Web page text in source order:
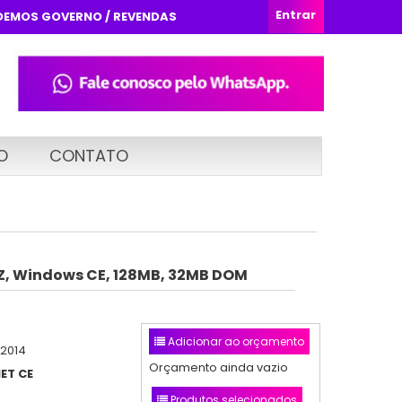
Entrar
GOVERNO / REVENDAS
CONTATO
Windows CE, 128MB, 32MB DOM
CE
Adicionar ao orçamento
Orçamento ainda vazio